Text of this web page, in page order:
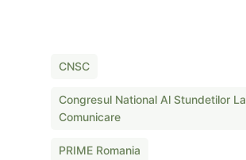
CNSC
Congresul National Al Stundetilor La
Comunicare
PRIME Romania